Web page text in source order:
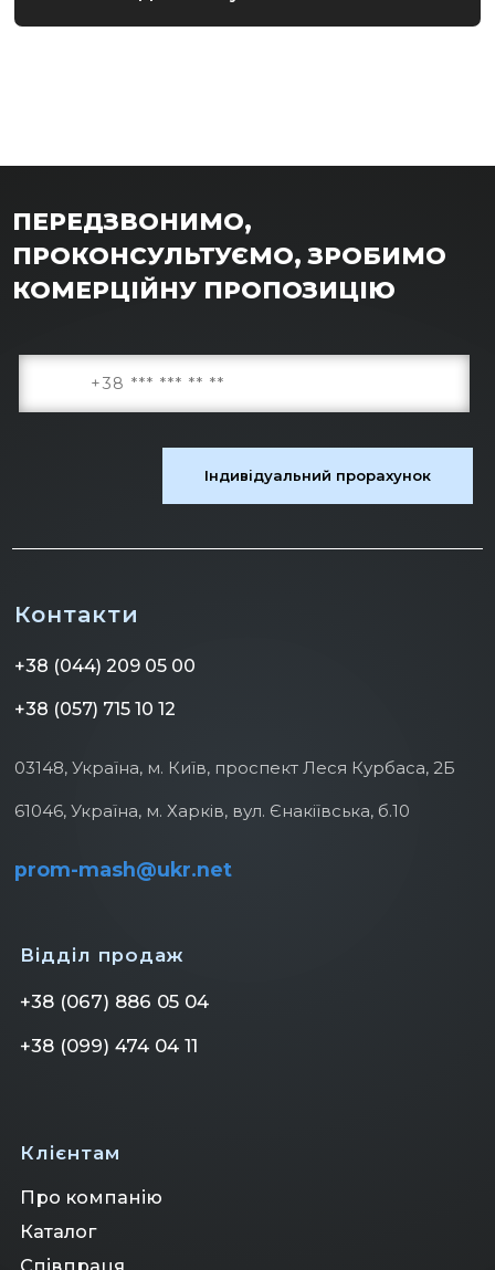
ПЕРЕДЗВОНИМО,
ПРОКОНСУЛЬТУЄМО, ЗРОБИМО
КОМЕРЦІЙНУ ПРОПОЗИЦІЮ
Контакти
+38 (044) 209 05 00
+38 (057) 715 10 12
03148, Україна, м. Київ, проспект Леся Курбаса, 2Б
61046, Україна, м. Харків, вул. Єнакіївська, б.10
prom-mash@ukr.net
Відділ продаж
+38 (067) 886 05 04
+38 (099) 474 04 11
Клієнтам
Про компанію
Каталог